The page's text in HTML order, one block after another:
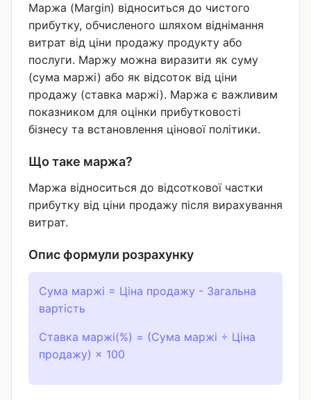
Маржа (Margin) відноситься до чистого
прибутку, обчисленого шляхом віднімання
витрат від ціни продажу продукту або
послуги. Маржу можна виразити як суму
(сума маржі) або як відсоток від ціни
продажу (ставка маржі). Маржа є важливим
показником для оцінки прибутковості
бізнесу та встановлення цінової політики.
Що таке маржа?
Маржа відноситься до відсоткової частки
прибутку від ціни продажу після вирахування
витрат.
Опис формули розрахунку
Сума маржі = Ціна продажу - Загальна
вартість
Ставка маржі(%) = (Сума маржі ÷ Ціна
продажу) × 100